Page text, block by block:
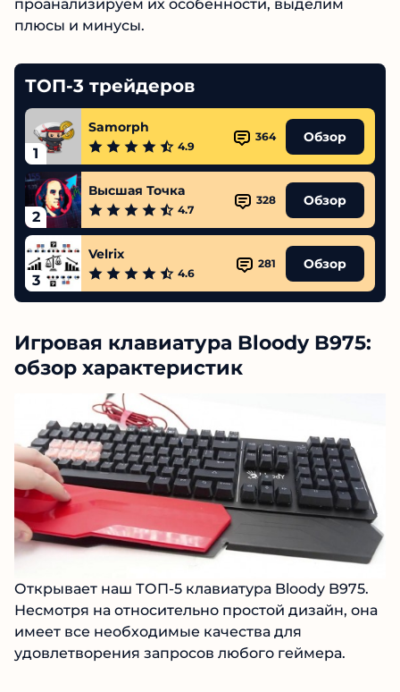
проанализируем их особенности, выделим
плюсы и минусы.
ТОП-3 трейдеров
1
Samorph
4.9
364 Обзор
2
Высшая Точка
4.7
328 Обзор
3
Velrix
4.6
281 Обзор
Игровая клавиатура Bloody B975:
обзор характеристик
Открывает наш ТОП-5 клавиатура Bloody B975.
Несмотря на относительно простой дизайн, она
имеет все необходимые качества для
удовлетворения запросов любого геймера.